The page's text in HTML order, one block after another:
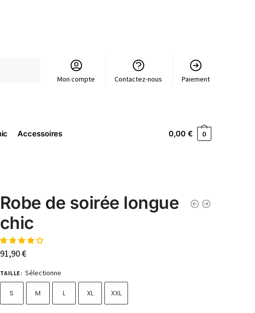
Mon compte Contactez-nous Paiement
Accessoires 0,00€ 0
Robe de soirée longue
chic
91,90€
TAILLE: Sélectionne
S M L XL XXL